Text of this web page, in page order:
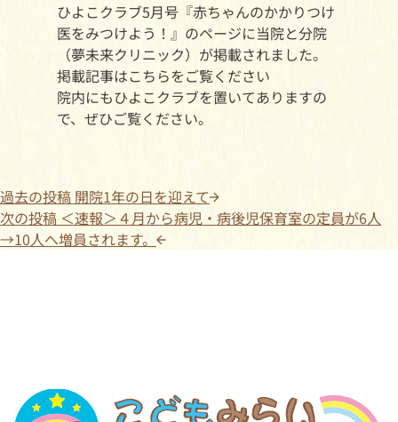
ひよこクラブ5月号『赤ちゃんのかかりつけ
医をみつけよう！』のページに当院と分院
（夢未来クリニック）が掲載されました。
掲載記事はこちらをご覧ください
院内にもひよこクラブを置いてありますの
で、ぜひご覧ください。
過去の投稿 開院1年の日を迎えて
次の投稿 ＜速報＞４月から病児・病後児保育室の定員が6人
→10人へ増員されます。